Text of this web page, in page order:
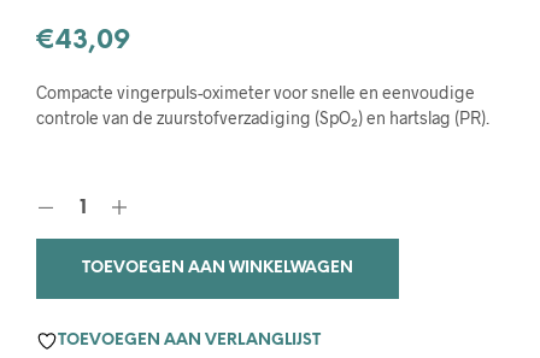
€43,09
Compacte vingerpuls-oximeter voor snelle en eenvoudige
controle van de zuurstofverzadiging (SpO₂) en hartslag (PR).
TOEVOEGEN AAN WINKELWAGEN
TOEVOEGEN AAN VERLANGLIJST